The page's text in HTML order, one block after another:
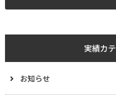
実績カ
お知らせ